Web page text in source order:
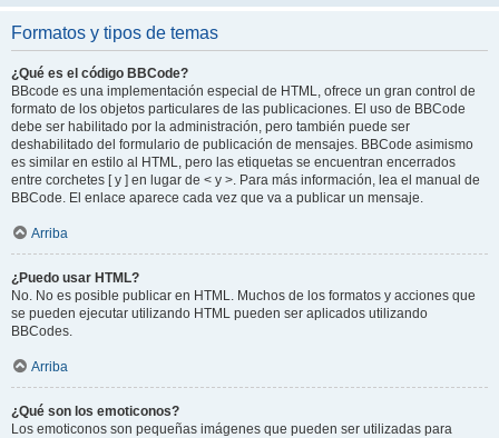
Formatos y tipos de temas
¿Qué es el código BBCode?
BBcode es una implementación especial de HTML, ofrece un gran control de
formato de los objetos particulares de las publicaciones. El uso de BBCode
debe ser habilitado por la administración, pero también puede ser
deshabilitado del formulario de publicación de mensajes. BBCode asimismo
es similar en estilo al HTML, pero las etiquetas se encuentran encerrados
entre corchetes [ y ] en lugar de < y >. Para más información, lea el manual de
BBCode. El enlace aparece cada vez que va a publicar un mensaje.
Arriba
¿Puedo usar HTML?
No. No es posible publicar en HTML. Muchos de los formatos y acciones que
se pueden ejecutar utilizando HTML pueden ser aplicados utilizando
BBCodes.
Arriba
¿Qué son los emoticonos?
Los emoticonos son pequeñas imágenes que pueden ser utilizadas para